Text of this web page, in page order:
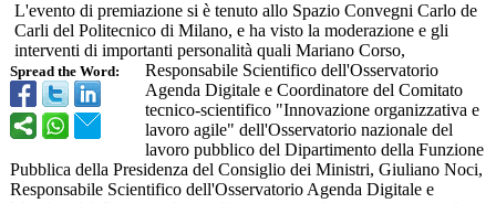
Spread the Word:
L'evento di premiazione si è tenuto allo Spazio Convegni Carlo de
Carli del Politecnico di Milano, e ha visto la moderazione e gli
interventi di importanti personalità quali Mariano Corso,
Responsabile Scientifico dell'Osservatorio
Agenda Digitale e Coordinatore del Comitato
tecnico-scientifico "Innovazione organizzativa e
lavoro agile" dell'Osservatorio nazionale del
lavoro pubblico del Dipartimento della Funzione
Pubblica della Presidenza del Consiglio dei Ministri, Giuliano Noci,
Responsabile Scientifico dell'Osservatorio Agenda Digitale e